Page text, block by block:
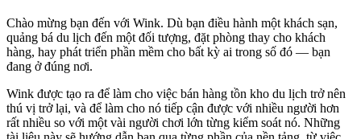
Chào mừng bạn đến với Wink. Dù bạn điều hành một khách sạn,
quảng bá du lịch đến một đối tượng, đặt phòng thay cho khách
hàng, hay phát triển phần mềm cho bất kỳ ai trong số đó — bạn
đang ở đúng nơi.
Wink được tạo ra để làm cho việc bán hàng tồn kho du lịch trở nên
thú vị trở lại, và để làm cho nó tiếp cận được với nhiều người hơn
rất nhiều so với một vài người chơi lớn từng kiểm soát nó. Những